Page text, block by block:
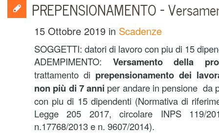
PREPENSIONAMENTO –
15 Ottobre 2019 in Scadenze
SOGGETTI: datori di lavoro con piu di 15
ADEMPIMENTO: Versamento della
trattamento di prepensionamento dei
non più di 7 anni per andare in pensione da
con piu di 15 dipendenti (Normativa di
Legge 205 2017, circolare INPS 119/
n.17768/2013 e n. 9607/2014).